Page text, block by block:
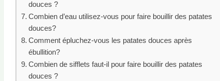
douces ?
Combien d’eau utilisez-vous pour faire bouillir des patates
douces?
Comment épluchez-vous les patates douces après
ébullition?
Combien de sifflets faut-il pour faire bouillir des patates
douces ?